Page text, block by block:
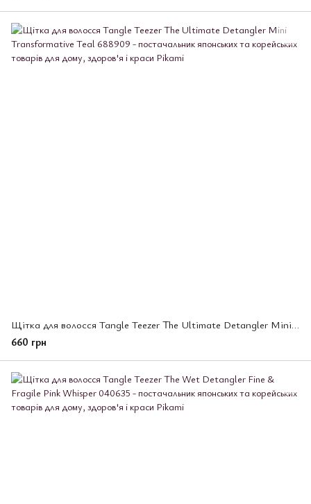
Щітка для волосся Tangle Teezer The Ultimate Detangler Mini Transformative Teal
660 грн